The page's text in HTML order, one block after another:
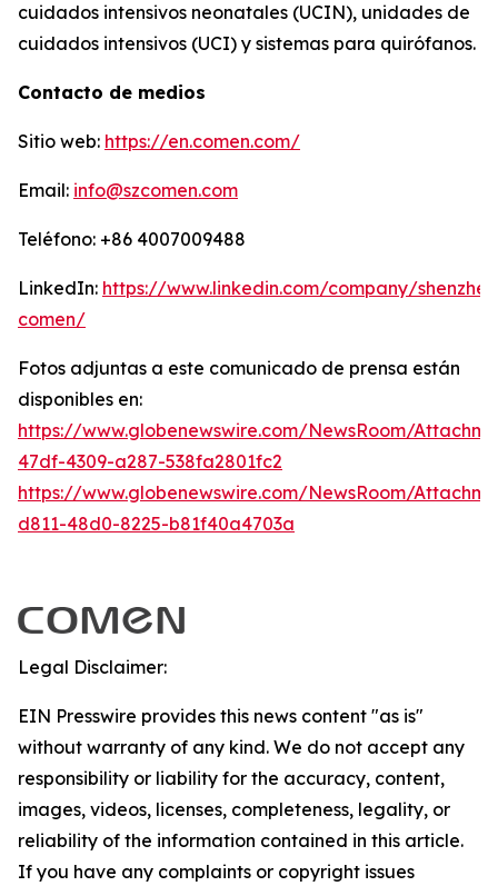
cuidados intensivos neonatales (UCIN), unidades de
cuidados intensivos (UCI) y sistemas para quirófanos.
Contacto de medios
Sitio web: https://en.comen.com/
Email: info@szcomen.com
Teléfono: +86 4007009488
LinkedIn: https://www.linkedin.com/company/
comen/
Fotos adjuntas a este comunicado de prensa están
disponibles en:
https://www.globenewswire.com/NewsRoom/
47df-4309-a287-538fa2801fc2
https://www.globenewswire.com/NewsRoom/
d811-48d0-8225-b81f40a4703a
Legal Disclaimer:
EIN Presswire provides this news content "as is"
without warranty of any kind. We do not accept any
responsibility or liability for the accuracy, content,
images, videos, licenses, completeness, legality, or
reliability of the information contained in this article.
If you have any complaints or copyright issues